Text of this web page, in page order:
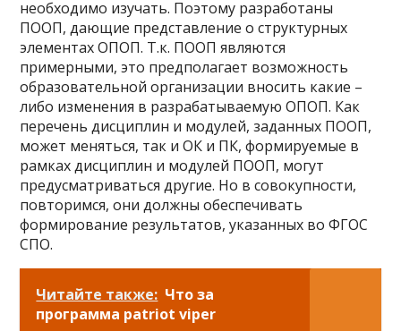
необходимо изучать. Поэтому разработаны
ПООП, дающие представление о структурных
элементах ОПОП. Т.к. ПООП являются
примерными, это предполагает возможность
образовательной организации вносить какие –
либо изменения в разрабатываемую ОПОП. Как
перечень дисциплин и модулей, заданных ПООП,
может меняться, так и ОК и ПК, формируемые в
рамках дисциплин и модулей ПООП, могут
предусматриваться другие. Но в совокупности,
повторимся, они должны обеспечивать
формирование результатов, указанных во ФГОС
СПО.
Читайте также: Что за
программа patriot viper